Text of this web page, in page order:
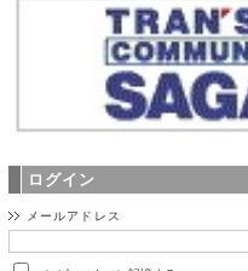
ログイン
メールアドレス